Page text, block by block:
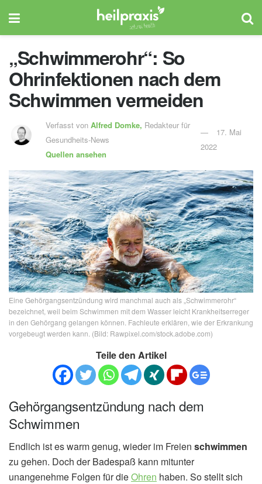
„Schwimmerohr“: So
Ohrinfektionen nach dem
Schwimmen vermeiden
Verfasst vonAlfred Domke, Redakteur für
Gesundheits-News
Quellen ansehen
17. Mai
2022
Eine Gehörgangsentzündung wird manchmal auch als „Schwimmerohr“
bezeichnet, weil beim Schwimmen mit dem Wasser leicht Krankheitserreger
in den Gehörgang gelangen können. Fachleute erklären, wie der Erkrankung
vorgebeugt werden kann. (Bild: Rawpixel.com/stock.adobe.com)
Teile den Artikel
Gehörgangsentzündung nach dem
Schwimmen
Endlich ist es warm genug, wieder im Freien schwimmen
zu gehen. Doch der Badespaß kann mitunter
unangenehme Folgen für dieOhren haben. So stellt sich